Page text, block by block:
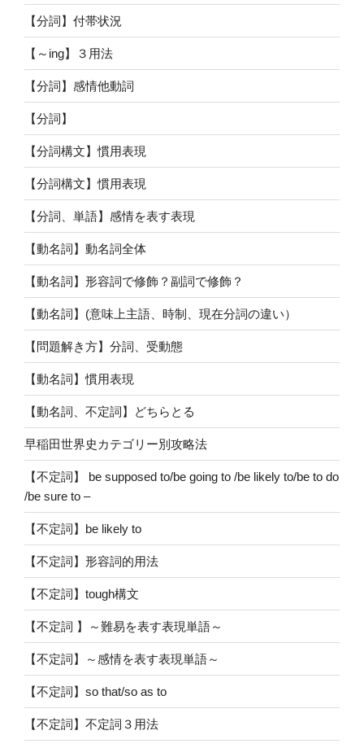
【分詞】付帯状況
【～ing】３用法
【分詞】感情他動詞
【分詞】
【分詞構文】慣用表現
【分詞構文】慣用表現
【分詞、単語】感情を表す表現
【動名詞】動名詞全体
【動名詞】形容詞で修飾？副詞で修飾？
【動名詞】(意味上主語、時制、現在分詞の違い）
【問題解き方】分詞、受動態
【動名詞】慣用表現
【動名詞、不定詞】どちらとる
早稲田世界史カテゴリー別攻略法
【不定詞】 be supposed to/be going to /be likely to/be to do
/be sure to –
【不定詞】be likely to
【不定詞】形容詞的用法
【不定詞】tough構文
【不定詞 】～難易を表す表現単語～
【不定詞】～感情を表す表現単語～
【不定詞】so that/so as to
【不定詞】不定詞３用法